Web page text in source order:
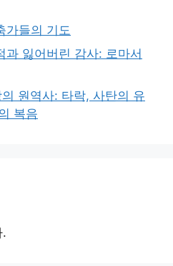
가들의 기도
과 잃어버린 감사: 로마서
원역사: 타락, 사탄의 유
복음
.